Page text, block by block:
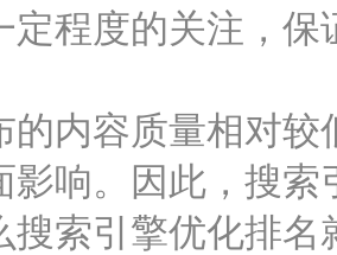
定程度的关注，
的内容质量相对
影响。因此，搜
搜索引擎优化排